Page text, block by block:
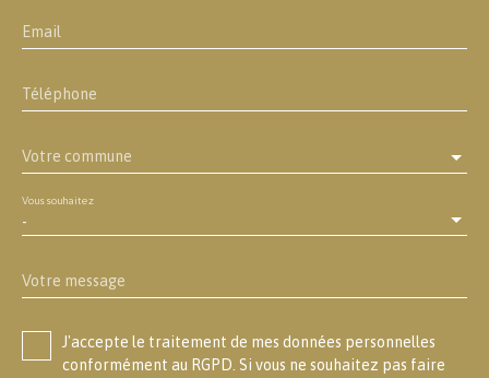
Email
Téléphone
Votre commune
-
Vous souhaitez
Votre message
J'accepte le traitement de mes données personnelles
conformément au RGPD. Si vous ne souhaitez pas faire